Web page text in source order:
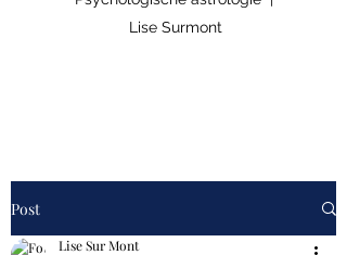
Lise Surmont
Post
Lise Sur Mont